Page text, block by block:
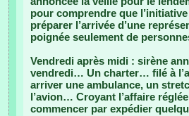
pour comprendre que
préparer l’arrivée d’une
poignée seulement de
Vendredi après midi : sirène
vendredi… Un charter… filé à
arriver une ambulance, un
l’avion… Croyant l’affaire
commencer par expédier